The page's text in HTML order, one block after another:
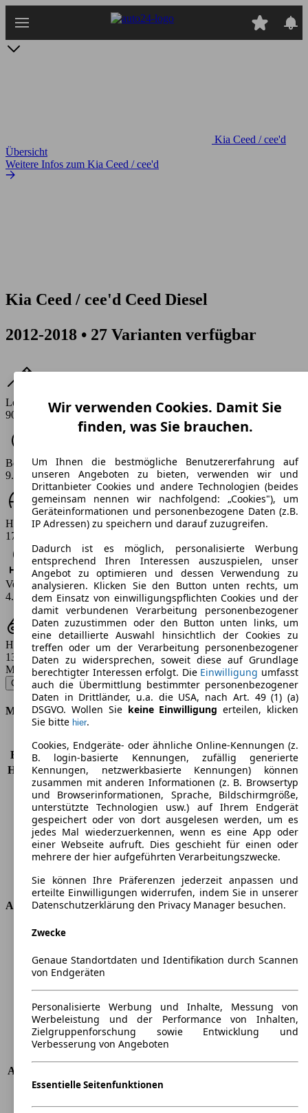
Hauptinhalt
Kia Ceed / cee'd
Übersicht
Weitere Infos zum Kia Ceed / cee'd
Kia Ceed / cee'd Ceed Diesel
2012-2018 • 27 Varianten verfügbar
Leistung
90 - 136 PS
Beschleunigung (0-100 km/h)
9.8 - 13.5 s
Höchstgeschwindigkeit (km/h)
170 - 200 km/h
Verbrauch
4.1 - 7.2 l/100km
Hubraum
1396 - 1582 ccm
Modellbezeichnung :
Ceed 1.4 CRDi 90 Edition 7 - 66 KW (90 PS) (2012/06 - 2013/10)▼
Motor & Leistung
KW (PS)
66 kW (90 PS)
Beschleunigung (0-100 km/h) 13,5s
Höchstgeschwindigkeit (km/h) 170 km/h
Anzahl der Gänge
6
Drehmoment
220 nm
Hubraum
1396 ccm
Kraftstoff
Diesel
Zylinder
4
Getriebe
Schaltgetriebe
Antriebsart
Vorderradantrieb
Abmessungen
Länge
Breite
1780 mm
Radstand
Maximalgewicht
Max. Zuladung
-
Türen
5
Sitze
5
Anhängelast (ungebremst)
Anhängelast (gebremst)
1500 kg
Wir verwenden Cookies. Damit Sie
finden, was Sie brauchen.
Um Ihnen die bestmögliche Benutzererfahrung auf
unseren Angeboten zu bieten, verwenden wir und
Drittanbieter Cookies und andere Technologien (beides
gemeinsam nennen wir nachfolgend: „Cookies"), um
Geräteinformationen und personenbezogene Daten (z.B.
IP Adressen) zu speichern und darauf zuzugreifen.
Dadurch ist es möglich, personalisierte Werbung
entsprechend Ihren Interessen auszuspielen, unser
Angebot zu optimieren und dessen Verwendung zu
analysieren. Klicken Sie den Button unten rechts, um
dem Einsatz von einwilligungspflichten Cookies und der
damit verbundenen Verarbeitung personenbezogener
Daten zuzustimmen oder den Button unten links, um
eine detaillierte Auswahl hinsichtlich der Cookies zu
treffen oder um der Verarbeitung personenbezogener
Daten zu widersprechen, soweit diese auf Grundlage
berechtigter Interessen erfolgt. Die Einwilligung umfasst
auch die Übermittlung bestimmter personenbezogener
Daten in Drittländer, u.a. die USA, nach Art. 49 (1) (a)
DSGVO. Wollen Sie keine Einwilligung erteilen, klicken
Sie bitte hier.
Cookies, Endgeräte- oder ähnliche Online-Kennungen (z.
B. login-basierte Kennungen, zufällig generierte
Kennungen, netzwerkbasierte Kennungen) können
zusammen mit anderen Informationen (z. B. Browsertyp
und Browserinformationen, Sprache, Bildschirmgröße,
unterstützte Technologien usw.) auf Ihrem Endgerät
gespeichert oder von dort ausgelesen werden, um es
jedes Mal wiederzuerkennen, wenn es eine App oder
einer Webseite aufruft. Dies geschieht für einen oder
mehrere der hier aufgeführten Verarbeitungszwecke.
Sie können Ihre Präferenzen jederzeit anpassen und
erteilte Einwilligungen widerrufen, indem Sie in unserer
Datenschutzerklärung den Privacy Manager besuchen.
Zwecke
Genaue Standortdaten und Identifikation durch Scannen
von Endgeräten
Personalisierte Werbung und Inhalte, Messung von
Werbeleistung und der Performance von Inhalten,
Zielgruppenforschung sowie Entwicklung und
Verbesserung von Angeboten
Essentielle Seitenfunktionen